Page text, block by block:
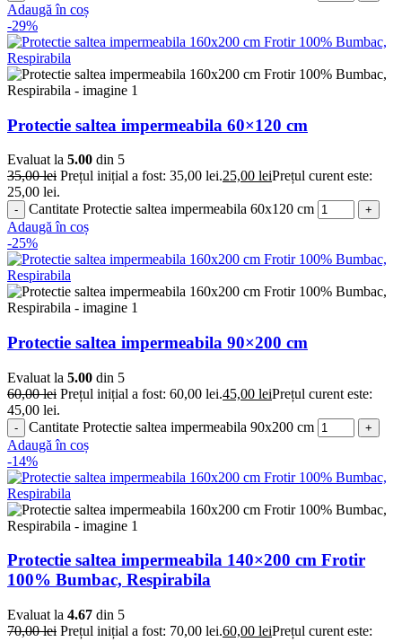
Adaugă în coș
-29%
Protectie saltea impermeabila 60×120 cm
Evaluat la 5.00 din 5
35,00lei Prețul inițial a fost: 35,00 lei.25,00 leiPrețul curent este:
25,00 lei.
Cantitate Protectie saltea impermeabila 60x120 cm
Adaugă în coș
-25%
Protectie saltea impermeabila 90×200 cm
Evaluat la 5.00 din 5
60,00lei Prețul inițial a fost: 60,00 lei.45,00 leiPrețul curent este:
45,00 lei.
Cantitate Protectie saltea impermeabila 90x200 cm
Adaugă în coș
-14%
Protectie saltea impermeabila 140×200 cm Frotir
100% Bumbac, Respirabila
Evaluat la 4.67 din 5
70,00lei Prețul inițial a fost: 70,00 lei.60,00 leiPrețul curent este: